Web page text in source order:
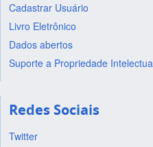
Cadastrar Usuário
Livro Eletrônico
Dados abertos
Suporte a Propriedade
Redes Sociais
Twitter